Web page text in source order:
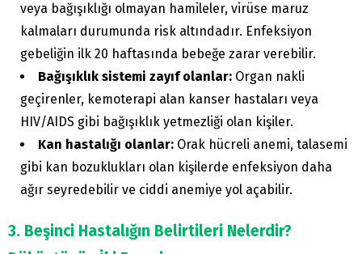
veya bağışıklığı olmayan hamileler, virüse maruz
kalmaları durumunda risk altındadır. Enfeksiyon
gebeliğin ilk 20 haftasında bebeğe zarar verebilir.
Bağışıklık sistemi zayıf olanlar: Organ nakli
geçirenler, kemoterapi alan kanser hastaları veya
HIV/AIDS gibi bağışıklık yetmezliği olan kişiler.
Kan hastalığı olanlar: Orak hücreli anemi, talasemi
gibi kan bozuklukları olan kişilerde enfeksiyon daha
ağır seyredebilir ve ciddi anemiye yol açabilir.
3. Beşinci Hastalığın Belirtileri Nelerdir?